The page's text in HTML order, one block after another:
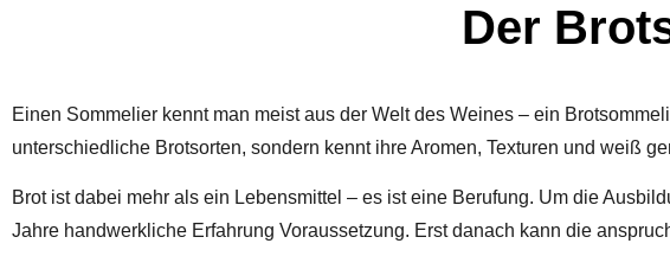
Der
Einen Sommelier kennt man meist aus der Welt des Weines – ein
unterschiedliche Brotsorten, sondern kennt ihre Aromen, Texturen und weiß
Brot ist dabei mehr als ein Lebensmittel – es ist eine Berufung. Um die
Jahre handwerkliche Erfahrung Voraussetzung. Erst danach kann die